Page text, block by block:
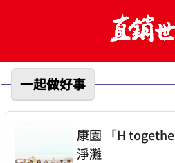
一起做好事
康園 「H together一起做好事」白沙屯
淨灘